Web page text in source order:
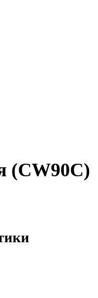
(CW90C)